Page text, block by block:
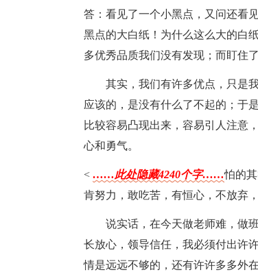
答：看见了一个小黑点，又问还看
黑点的大白纸！为什么这么大的白
多优秀品质我们没有发现；而盯住
其实，我们有许多优点，只是
应该的，是没有什么了不起的；于
比较容易凸现出来，容易引人注意
心和勇气。
< ……此处隐藏4240个字……怕的
肯努力，敢吃苦，有恒心，不放弃
说实话，在今天做老师难，做
长放心，领导信任，我必须付出许
情是远远不够的，还有许许多多外